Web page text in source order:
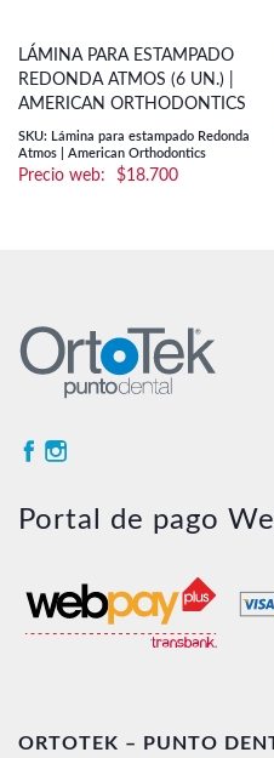
LÁMINA PARA ESTAMPADO
REDONDA ATMOS (6 UN.) |
AMERICAN ORTHODONTICS
SKU: Lámina para estampado Redonda
Atmos | American Orthodontics
$18.700
Portal de pago
ORTOTEK – PUNTO